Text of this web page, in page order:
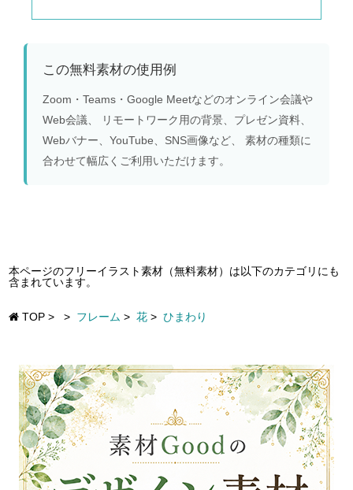
この無料素材の使用例
Zoom・Teams・Google Meetなどのオンライン会議や
Web会議、 リモートワーク用の背景、プレゼン資料、
Webバナー、YouTube、SNS画像など、 素材の種類に
合わせて幅広くご利用いただけます。
本ページのフリーイラスト素材（無料素材）は以下のカテゴリにも
含まれています。
TOP > > フレーム > 花 > ひまわり